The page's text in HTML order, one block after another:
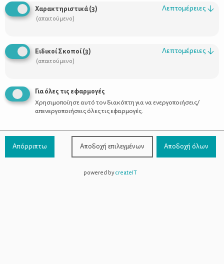
Χρήσιμοι Σύνδεσμοι
Προϊόντα
Επικοινωνία
800-1199-800(από σταθερό,
χωρίς χρέωση)
Χαρακτηριστικά(3)
(απαιτούμενο)
Λεπτομέρειες ↓
Ειδικοί Σκοποί(3)
(απαιτούμενο)
Λεπτομέρειες ↓
Για όλες τις εφαρμογές
Χρησιμοποίησε αυτό τον διακόπτη για να ενεργοποιήσεις/
απενεργοποιήσεις όλες τις εφαρμογές.
Απόρριπτω Αποδοχή επιλεγμένων Αποδοχή όλων
powered bycreateIT